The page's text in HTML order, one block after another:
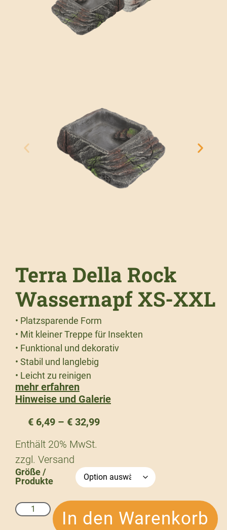
Terra Della Rock
Wassernapf XS-XXL
• Platzsparende Form
• Mit kleiner Treppe für Insekten
• Funktional und dekorativ
• Stabil und langlebig
• Leicht zu reinigen
mehr erfahren
Hinweise und Galerie
€ 6,49 – € 32,99
Enthält 20% MwSt.
zzgl. Versand
Größe /
Produkte
In den Warenkorb